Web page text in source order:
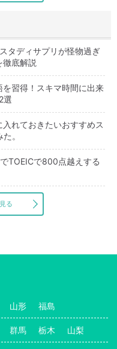
タディサプリが怪物過ぎ
底解説
習得！スキマ時間に出来
選
れておきたいおすすめス
。
TOEICで800点越えする
る
山形 福島
群馬 栃木 山梨